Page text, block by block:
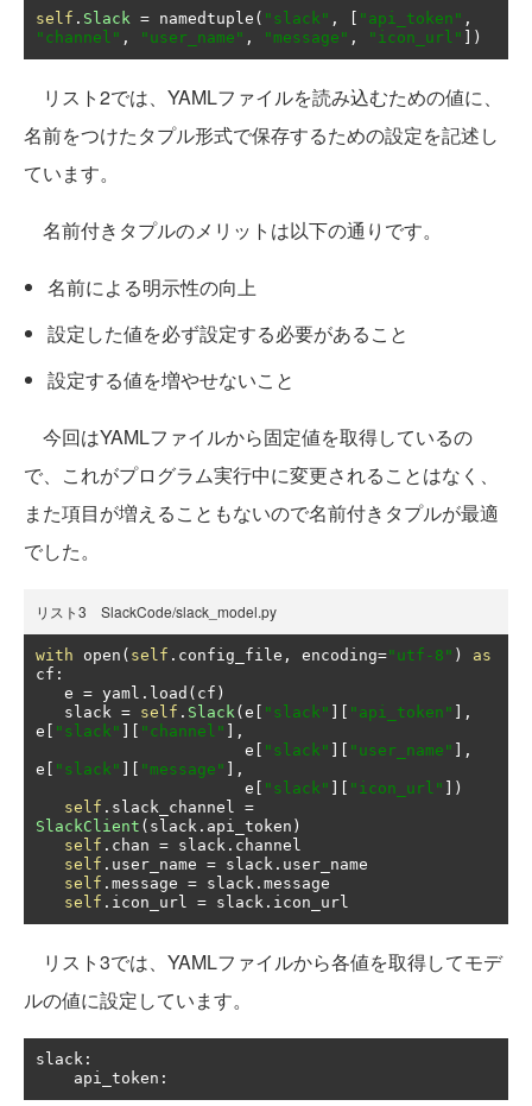
self . Slack = namedtuple ( "slack" , "api_token" ,
"channel" , "user_name" , "message" , "icon_url" ])
リスト2では、YAMLファイルを読み込むための値に、
名前をつけたタプル形式で保存するための設定を記述し
ています。
名前付きタプルのメリットは以下の通りです。
名前による明示性の向上
設定した値を必ず設定する必要があること
設定する値を増やせないこと
今回はYAMLファイルから固定値を取得しているの
で、これがプログラム実行中に変更されることはなく、
また項目が増えることもないので名前付きタプルが最適
でした。
リスト3 SlackCode/slack_model.py
with open ( self . config_file , encoding="utf-8" )
as
cf :
   e
= yaml . load ( cf )
   slack
= self . Slack( e "slack" "api_token"
],
e
"slack" "channel"
],
                      e
"slack" "user_name"
],
e
"slack" "message"
],
                      e
"slack" "icon_url"
])
self . slack_channel =
SlackClient ( slack . api_token )
self . chan = slack . channel
self . user_name = slack . user_name
self . message = slack . message
self . icon_url = slack . icon_url
リスト3では、YAMLファイルから各値を取得してモデ
ルの値に設定しています。
slack :
    api_token
: